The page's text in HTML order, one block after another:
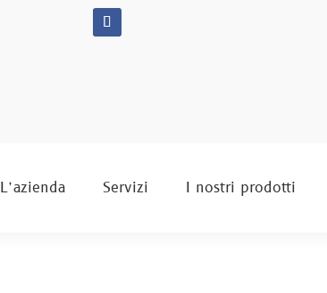
L’azienda Servizi I nostri prodotti